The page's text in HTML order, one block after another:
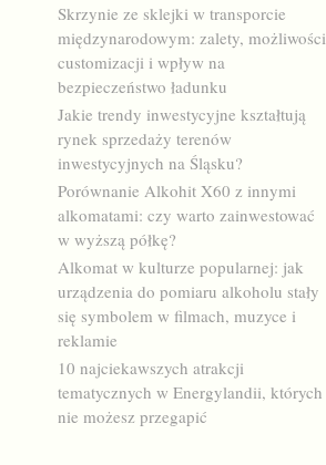
Skrzynie ze sklejki w transporcie
międzynarodowym: zalety, możliwości
customizacji i wpływ na
bezpieczeństwo ładunku
Jakie trendy inwestycyjne kształtują
rynek sprzedaży terenów
inwestycyjnych na Śląsku?
Porównanie Alkohit X60 z innymi
alkomatami: czy warto zainwestować
w wyższą półkę?
Alkomat w kulturze popularnej: jak
urządzenia do pomiaru alkoholu stały
się symbolem w filmach, muzyce i
reklamie
10 najciekawszych atrakcji
tematycznych w Energylandii, których
nie możesz przegapić